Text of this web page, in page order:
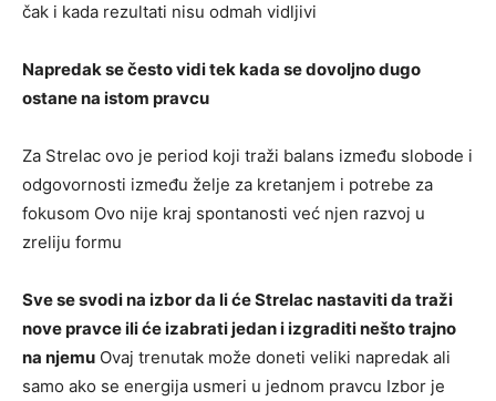
čak i kada rezultati nisu odmah vidljivi
Napredak se često vidi tek kada se dovoljno dugo
ostane na istom pravcu
Za Strelac ovo je period koji traži balans između slobode i
odgovornosti između želje za kretanjem i potrebe za
fokusom Ovo nije kraj spontanosti već njen razvoj u
zreliju formu
Sve se svodi na izbor da li će Strelac nastaviti da traži
nove pravce ili će izabrati jedan i izgraditi nešto trajno
na njemu Ovaj trenutak može doneti veliki napredak ali
samo ako se energija usmeri u jednom pravcu Izbor je